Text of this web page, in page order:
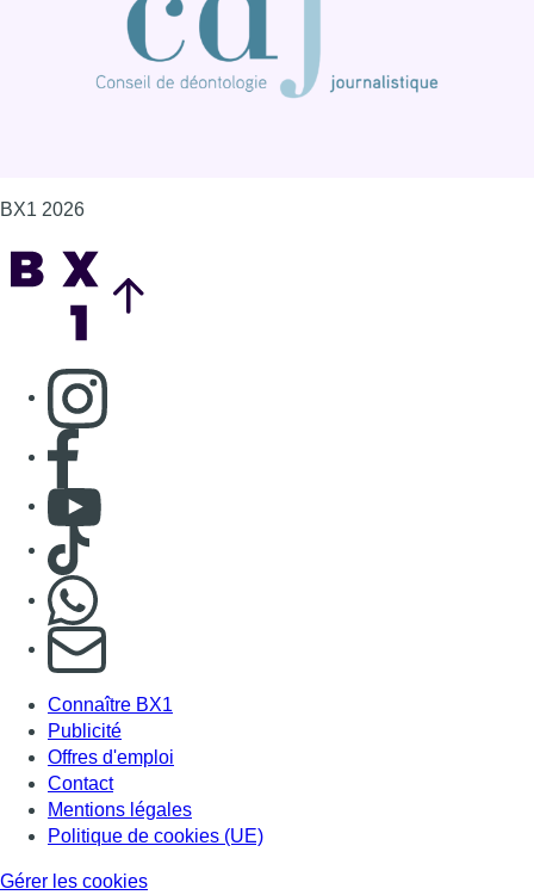
BX1 2026
Consulter page Instagram
Consulter page Facebook
Consulter Youtube
Consulter TikTok
S'abonner à notre newsletter
Connaître BX1
Publicité
Offres d'emploi
Contact
Mentions légales
Politique de cookies (UE)
Gérer les cookies